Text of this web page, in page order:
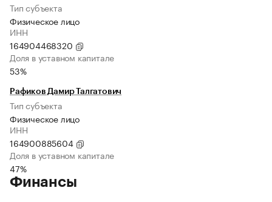
Тип субъекта
Физическое лицо
ИНН
164904468320
Доля в уставном капитале
53%
Рафиков Дамир Талгатович
Тип субъекта
Физическое лицо
ИНН
164900885604
Доля в уставном капитале
47%
Финансы